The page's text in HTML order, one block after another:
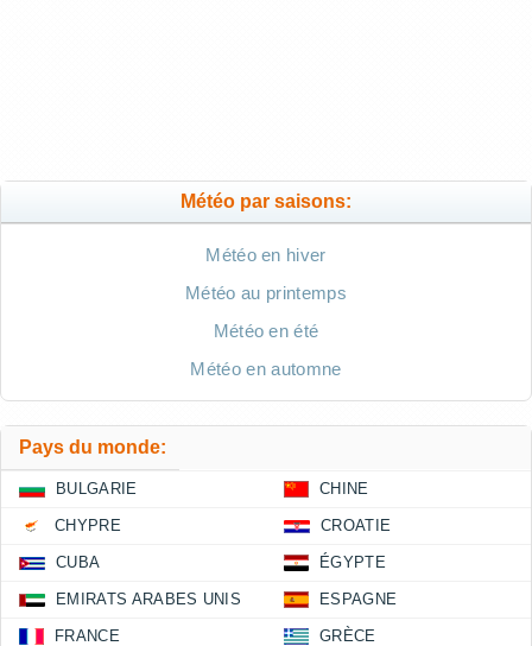
Météo par saisons:
Météo en hiver
Météo au printemps
Météo en été
Météo en automne
Pays du monde:
BULGARIE CHINE
CHYPRE CROATIE
CUBA ÉGYPTE
EMIRATS ARABES UNIS ESPAGNE
FRANCE GRÈCE